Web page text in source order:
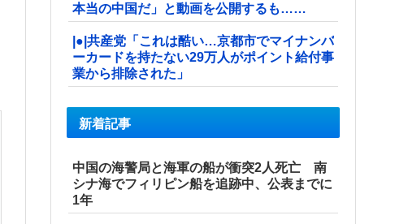
本当の中国だ」と動画を公開するも……
|●|共産党「これは酷い…京都市でマイナンバ
ーカードを持たない29万人がポイント給付事
業から排除された」
新着記事
中国の海警局と海軍の船が衝突2人死亡 南
シナ海でフィリピン船を追跡中、公表までに
1年